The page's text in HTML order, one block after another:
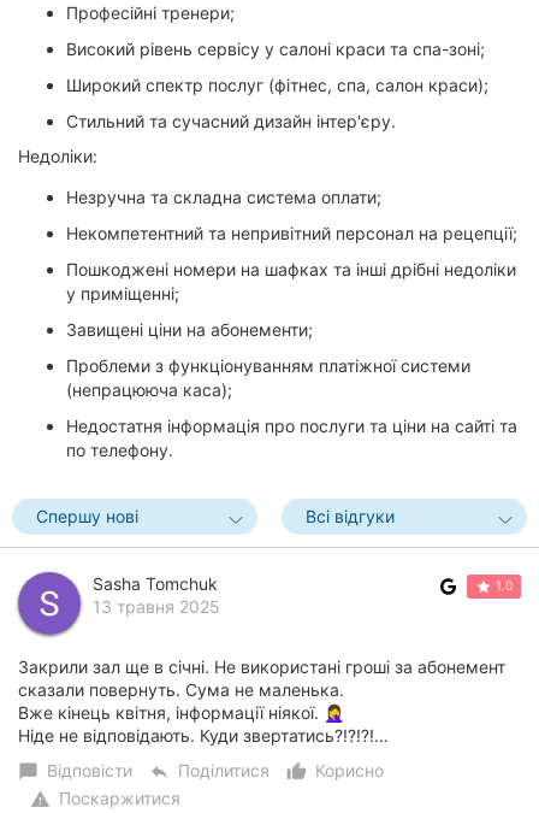
Професійні тренери;
Високий рівень сервісу у салоні краси та спа-зоні;
Широкий спектр послуг (фітнес, спа, салон краси);
Стильний та сучасний дизайн інтер'єру.
Недоліки:
Незручна та складна система оплати;
Некомпетентний та непривітний персонал на рецепції;
Пошкоджені номери на шафках та інші дрібні недоліки
у приміщенні;
Завищені ціни на абонементи;
Проблеми з функціонуванням платіжної системи
(непрацююча каса);
Недостатня інформація про послуги та ціни на сайті та
по телефону.
Спершу нові Всі відгуки
Sasha Tomchuk
13 травня 2025
1.0
Закрили зал ще в січні. Не використані гроші за абонемент
сказали повернуть. Сума не маленька.
Вже кінець квітня, інформації ніякої. 🤦‍♀️
Ніде не відповідають. Куди звертатись?!?!?!…
chat_bubble Відповісти reply Поділитися thumb_up_alt
Корисно
warning Поскаржитися